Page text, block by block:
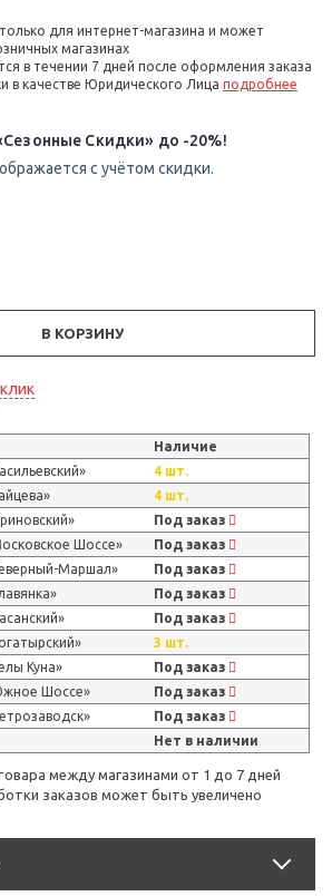
для интернет-магазина и может
магазинах
в течении 7 дней после оформления заказа
в качестве Юридического Лица подробнее
Скидки» до -20%!
с учётом скидки.
В КОРЗИНУ
Наличие
4 шт.
4 шт.
Под заказ
Шоссе»
Под заказ
Маршал»
Под заказ
Под заказ
Под заказ
3 шт.
Куна»
Под заказ
Шоссе»
Под заказ
Под заказ
Нет в наличии
между магазинами от 1 до 7 дней
заказов может быть увеличено